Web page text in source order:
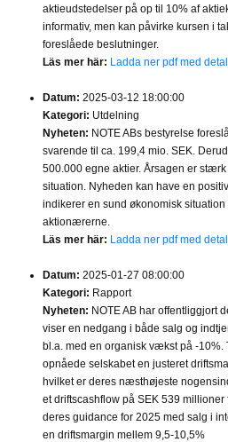
aktieudstedelser på op til 10% af
informativ, men kan påvirke kursen i
foreslåede beslutninger.
Läs mer här: Ladda ner pdf med
Datum: 2025-03-12 18:00:00
Kategori: Utdelning
Nyheten: NOTE ABs bestyrelse
svarende til ca. 199,4 mio. SEK.
500.000 egne aktier. Årsagen er
situation. Nyheden kan have en
indikerer en sund økonomisk
aktionærerne.
Läs mer här: Ladda ner pdf med
Datum: 2025-01-27 08:00:00
Kategori: Rapport
Nyheten: NOTE AB har offentliggjort
viser en nedgang i både salg og
bl.a. med en organisk vækst på -10%.
opnåede selskabet en justeret
hvilket er deres næsthøjeste
et driftscashflow på SEK 539
deres guidance for 2025 med salg i
en driftsmargin mellem 9,5-10,5%